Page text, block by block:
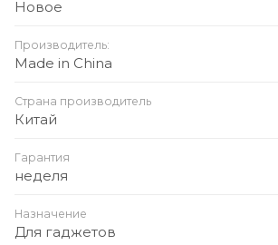
Новое
Производитель:
Made in China
Страна производитель
Китай
Гарантия
неделя
Назначение
Для гаджетов